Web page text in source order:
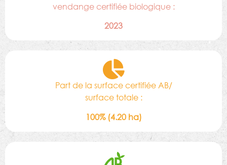
vendange certifiée biologique :
2023
Part de la surface certifiée AB/
surface totale :
100% (4.20 ha)